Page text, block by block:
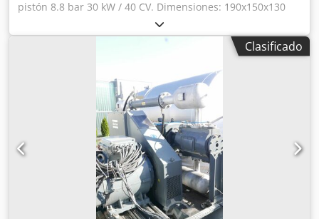
pistón 8.8 bar 30 kW / 40 CV. Dimensiones: 190x150x130
cm 19628 horas Nota: La información de esta página ha
sido obtenida y recopilada según nuestro mejor
conocimiento, pero no se puede garantizar la exactitud.
contrato, y le recomendamos verificar todos los detalles
relevantes. Información financiera IVA/margen: Margen: El
precio mostrado incluye IVA (el IVA no es deducible para
empresas) Codpfx Amjvdcutshjrf
Clasificado